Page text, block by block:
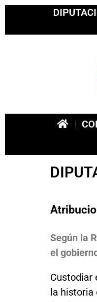
Según la
el
Custodiar
la historia